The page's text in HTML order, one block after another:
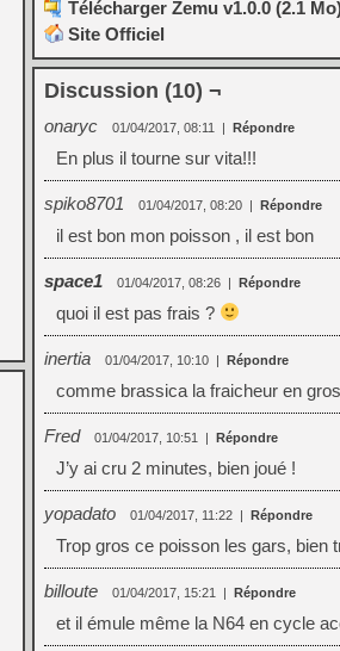
Télécharger Zemu v1.0.0 (2.1
Site Officiel
Discussion (10) ¬
onaryc 01/04/2017, 08:11 | Répondre
En plus il tourne sur vita!!!
spiko8701 01/04/2017, 08:20 | Répondre
il est bon mon poisson , il est bon
space1 01/04/2017, 08:26 | Répondre
quoi il est pas frais ?
inertia 01/04/2017, 10:10 | Répondre
comme brassica la fraicheur en
Fred 01/04/2017, 10:51 | Répondre
J’y ai cru 2 minutes, bien joué !
yopadato 01/04/2017, 11:22 | Répondre
Trop gros ce poisson les gars, bien
billoute 01/04/2017, 15:21 | Répondre
et il émule même la N64 en cycle